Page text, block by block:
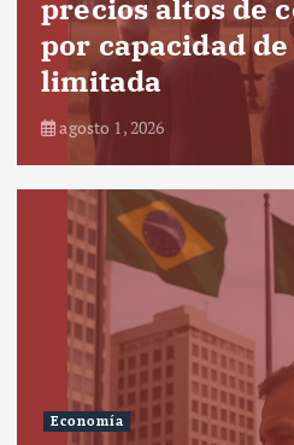
precios altos de
por capacidad
limitada
agosto 1, 2026
Economía